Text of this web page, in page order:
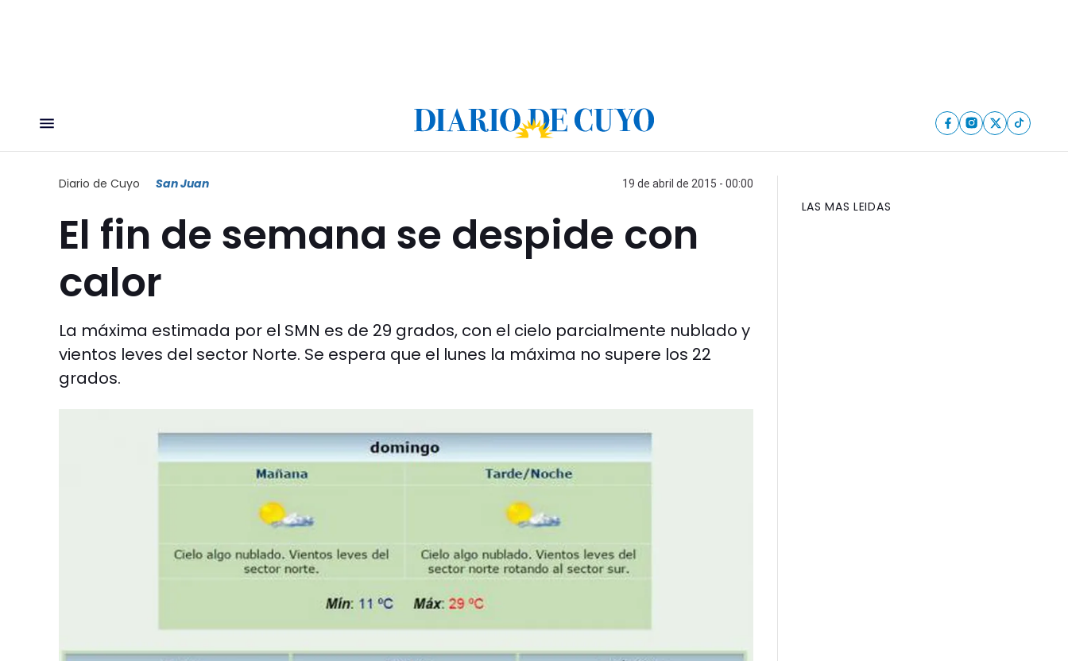
Diario de Cuyo San Juan 19 de abril de 2015 - 00:00
El fin de semana se despide con
calor
La máxima estimada por el SMN es de 29 grados, con el cielo parcialmente nublado y
vientos leves del sector Norte. Se espera que el lunes la máxima no supere los 22
grados.
LAS MAS LEIDAS